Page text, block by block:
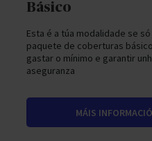
Básico
Esta é a túa modalidade se
paquete de coberturas
gastar o mínimo e garantir
aseguranza
MÁIS